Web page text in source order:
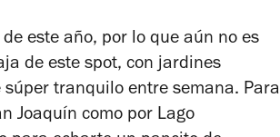
este año, por lo que aún no es
de este spot, con jardines
tranquilo entre semana. Para
Joaquín como por Lago